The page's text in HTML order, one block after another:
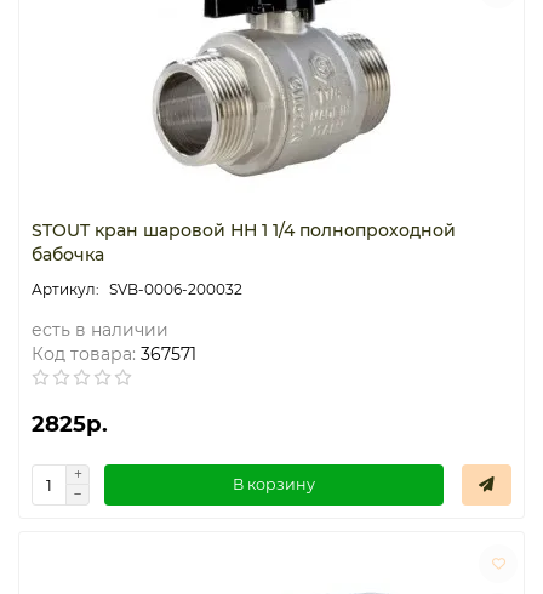
STOUT кран шаровой НН 1 1/4 полнопроходной
бабочка
SVB-0006-200032
есть в наличии
Код товара: 367571
2825р.
В корзину